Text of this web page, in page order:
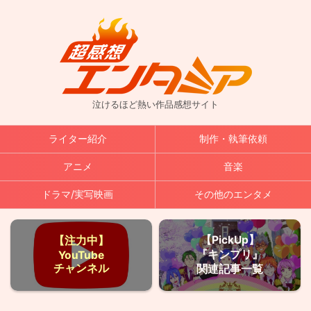
泣けるほど熱い作品感想サイト
ライター紹介 制作・執筆依頼
アニメ 音楽
ドラマ/実写映画 その他のエンタメ
【注力中】
YouTube
チャンネル
【PickUp】
『キンプリ』
関連記事一覧